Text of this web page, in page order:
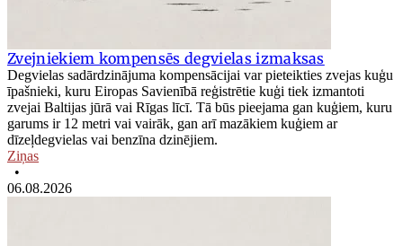
Zvejniekiem kompensēs degvielas izmaksas
Degvielas sadārdzinājuma kompensācijai var pieteikties zvejas kuģu
īpašnieki, kuru Eiropas Savienībā reģistrētie kuģi tiek izmantoti
zvejai Baltijas jūrā vai Rīgas līcī. Tā būs pieejama gan kuģiem, kuru
garums ir 12 metri vai vairāk, gan arī mazākiem kuģiem ar
dīzeļdegvielas vai benzīna dzinējiem.
Ziņas
•
06.08.2026